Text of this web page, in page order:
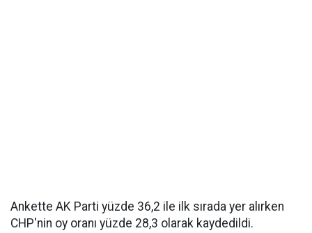
Ankette AK Parti yüzde 36,2 ile ilk sırada yer alırken
CHP'nin oy oranı yüzde 28,3 olarak kaydedildi.